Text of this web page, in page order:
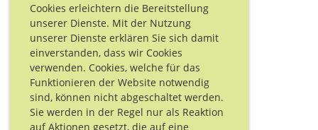
Cookies erleichtern die Bereitstellung
unserer Dienste. Mit der Nutzung
unserer Dienste erklären Sie sich damit
einverstanden, dass wir Cookies
verwenden. Cookies, welche für das
Funktionieren der Website notwendig
sind, können nicht abgeschaltet werden.
Sie werden in der Regel nur als Reaktion
auf Aktionen gesetzt, die auf eine